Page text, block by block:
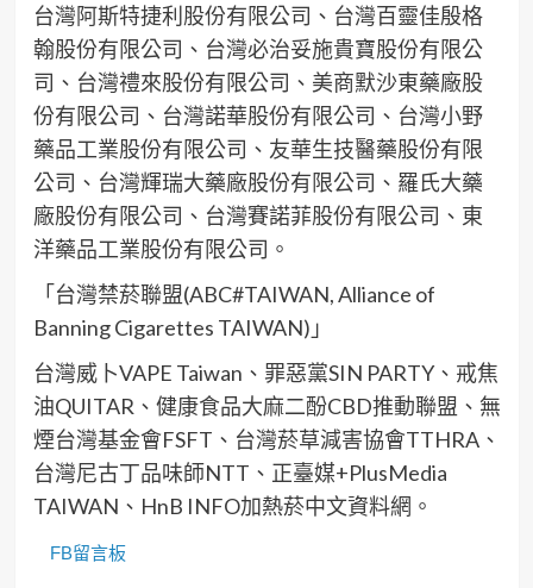
台灣阿斯特捷利股份有限公司、台灣百靈佳殷格
翰股份有限公司、台灣必治妥施貴寶股份有限公
司、台灣禮來股份有限公司、美商默沙東藥廠股
份有限公司、台灣諾華股份有限公司、台灣小野
藥品工業股份有限公司、友華生技醫藥股份有限
公司、台灣輝瑞大藥廠股份有限公司、羅氏大藥
廠股份有限公司、台灣賽諾菲股份有限公司、東
洋藥品工業股份有限公司。
「台灣禁菸聯盟(ABC#TAIWAN, Alliance of
Banning Cigarettes TAIWAN)」
台灣威卜VAPE Taiwan、罪惡黨SIN PARTY、戒焦
油QUITAR、健康食品大麻二酚CBD推動聯盟、無
煙台灣基金會FSFT、台灣菸草減害協會TTHRA、
台灣尼古丁品味師NTT、正臺媒+PlusMedia
TAIWAN、HnB INFO加熱菸中文資料網。
FB留言板